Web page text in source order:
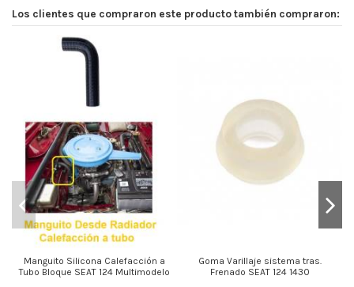
Los clientes que compraron este producto también compraron:
Manguito Silicona Calefacción a
Tubo Bloque SEAT 124 Multimodelo
Goma Varillaje sistema tras.
Frenado SEAT 124 1430